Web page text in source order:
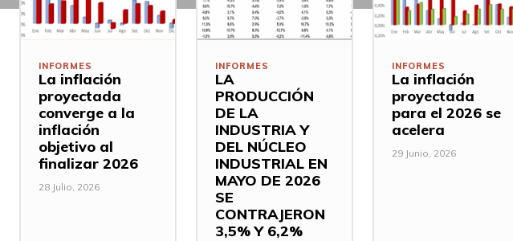
INFORMES
La inflación
proyectada
converge a la
inflación
objetivo al
finalizar 2026
28 Julio, 2026
INFORMES
LA
PRODUCCIÓN
DE LA
INDUSTRIA Y
DEL NÚCLEO
INDUSTRIAL EN
MAYO DE 2026
SE
CONTRAJERON
3,5% Y 6,2%
INFORMES
La inflación
proyectada
para el 2026 se
acelera
29 Junio, 2026